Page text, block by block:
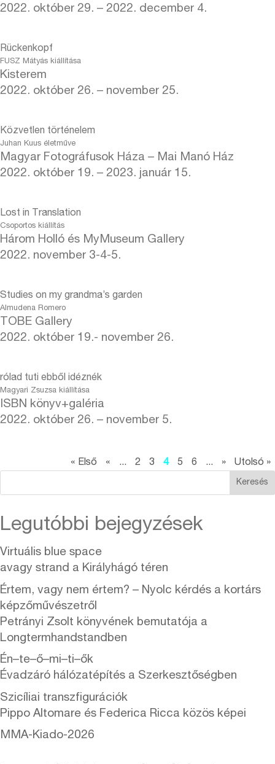
2022. október 29. – 2022. december 4.
Rückenkopf
FUSZ Mátyás kiállítása
Kisterem
2022. október 26. – november 25.
Közvetlen történelem
Juhan Kuus életműve
Magyar Fotográfusok Háza – Mai Manó Ház
2022. október 19. – 2023. január 15.
Lost in Translation
Csoportos kiállítás
Három Holló és MyMuseum Gallery
2022. november 3-4-5.
Studies on my grandma’s garden
Almudena Romero
TOBE Gallery
2022. október 19.- november 26.
rólad tuti ebből idéznék
Magyari Zsuzsa kiállítása
ISBN könyv+galéria
2022. október 26. – november 5.
« Első « ... 2 3 4 5 6 ... » Utolsó »
Keresés
Legutóbbi bejegyzések
Virtuális blue space
avagy strand a Királyhágó téren
Értem, vagy nem értem? – Nyolc kérdés a kortárs
képzőművészetről
Petrányi Zsolt könyvének bemutatója a
Longtermhandstandben
Én–te–ő–mi–ti–ők
Évadzáró hálózatépítés a Szerkesztőségben
Szicíliai transzfigurációk
Pippo Altomare és Federica Ricca közös képei
MMA-Kiado-2026